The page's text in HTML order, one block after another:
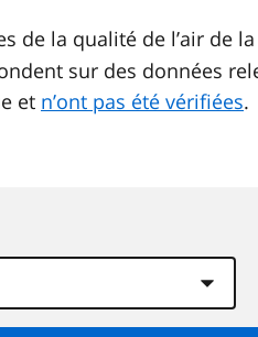
de la qualité de l’air de la
sur des données
et n’ont pas été vérifiées.